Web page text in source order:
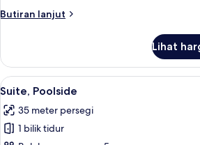
(King)
Butiran lanjut
Butiran
Room,
Katil
(King)
Lihat
Lihat
semua
foto
untuk
Suite,
2
Suite, Poolside
35 meter persegi
1 bilik tidur